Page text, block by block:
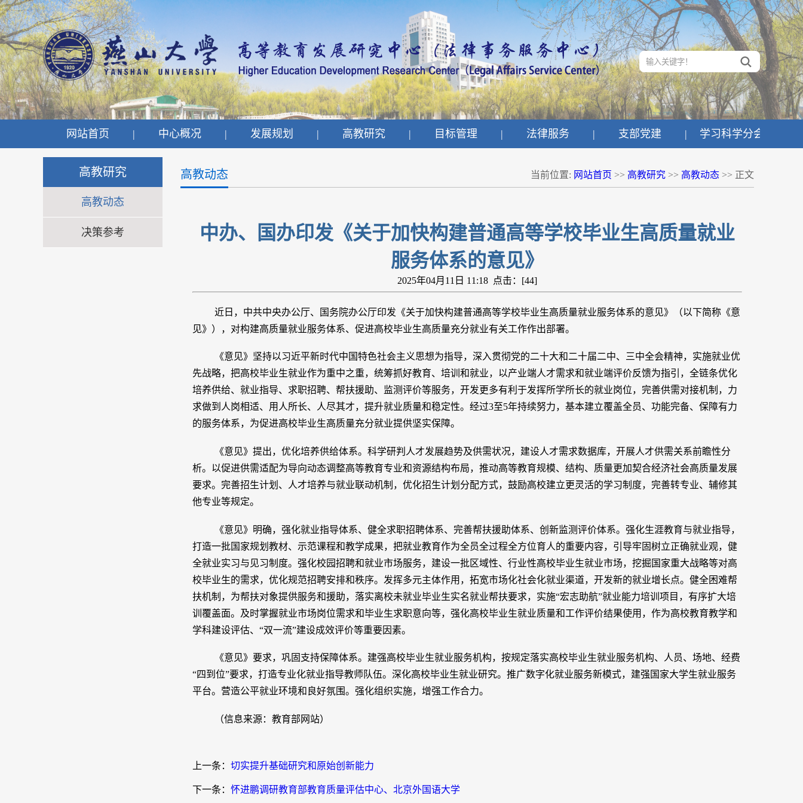
网站首页 | 中心概况 | 发展规划 | 高教研究 | 目标管理 | 法律服务 | 支部党建 | 学习科学分会
高教研究
高教动态
决策参考
高教动态 当前位置: 网站首页 >> 高教研究 >> 高教动态 >> 正文
中办、国办印发《关于加快构建普通高等学校毕业生高质量就业
服务体系的意见》
2025年04月11日 11:18 点击：[44]
近日，中共中央办公厅、国务院办公厅印发《关于加快构建普通高等学校毕业生高质量就业服务体系的意见》（以下简称《意
见》），对构建高质量就业服务体系、促进高校毕业生高质量充分就业有关工作作出部署。
《意见》坚持以习近平新时代中国特色社会主义思想为指导，深入贯彻党的二十大和二十届二中、三中全会精神，实施就业优
先战略，把高校毕业生就业作为重中之重，统筹抓好教育、培训和就业，以产业端人才需求和就业端评价反馈为指引，全链条优化
培养供给、就业指导、求职招聘、帮扶援助、监测评价等服务，开发更多有利于发挥所学所长的就业岗位，完善供需对接机制，力
求做到人岗相适、用人所长、人尽其才，提升就业质量和稳定性。经过3至5年持续努力，基本建立覆盖全员、功能完备、保障有力
的服务体系，为促进高校毕业生高质量充分就业提供坚实保障。
《意见》提出，优化培养供给体系。科学研判人才发展趋势及供需状况，建设人才需求数据库，开展人才供需关系前瞻性分
析。以促进供需适配为导向动态调整高等教育专业和资源结构布局，推动高等教育规模、结构、质量更加契合经济社会高质量发展
要求。完善招生计划、人才培养与就业联动机制，优化招生计划分配方式，鼓励高校建立更灵活的学习制度，完善转专业、辅修其
他专业等规定。
《意见》明确，强化就业指导体系、健全求职招聘体系、完善帮扶援助体系、创新监测评价体系。强化生涯教育与就业指导，
打造一批国家规划教材、示范课程和教学成果，把就业教育作为全员全过程全方位育人的重要内容，引导牢固树立正确就业观，健
全就业实习与见习制度。强化校园招聘和就业市场服务，建设一批区域性、行业性高校毕业生就业市场，挖掘国家重大战略等对高
校毕业生的需求，优化规范招聘安排和秩序。发挥多元主体作用，拓宽市场化社会化就业渠道，开发新的就业增长点。健全困难帮
扶机制，为帮扶对象提供服务和援助，落实离校未就业毕业生实名就业帮扶要求，实施“宏志助航”就业能力培训项目，有序扩大培
训覆盖面。及时掌握就业市场岗位需求和毕业生求职意向等，强化高校毕业生就业质量和工作评价结果使用，作为高校教育教学和
学科建设评估、“双一流”建设成效评价等重要因素。
《意见》要求，巩固支持保障体系。建强高校毕业生就业服务机构，按规定落实高校毕业生就业服务机构、人员、场地、经费
“四到位”要求，打造专业化就业指导教师队伍。深化高校毕业生就业研究。推广数字化就业服务新模式，建强国家大学生就业服务
平台。营造公平就业环境和良好氛围。强化组织实施，增强工作合力。
（信息来源：教育部网站）
上一条： 切实提升基础研究和原始创新能力
下一条： 怀进鹏调研教育部教育质量评估中心、北京外国语大学